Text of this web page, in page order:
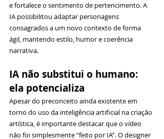
e fortalece o sentimento de pertencimento. A
IA possibilitou adaptar personagens
consagrados a um novo contexto de forma
ágil, mantendo estilo, humor e coerência
narrativa.
IA não substitui o humano:
ela potencializa
Apesar do preconceito ainda existente em
torno do uso da inteligência artificial na criação
artística, é importante destacar que o vídeo
não foi simplesmente “feito por IA”. O designer